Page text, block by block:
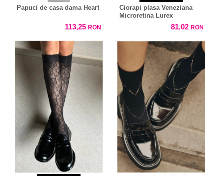
Papuci de casa dama Heart
113,25 RON
Ciorapi plasa Veneziana
Microretina Lurex
81,02 RON